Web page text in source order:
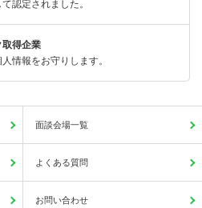
認定されました。
取得企業
情報をお守りします。
面談会場一覧
よくある質問
お問い合わせ